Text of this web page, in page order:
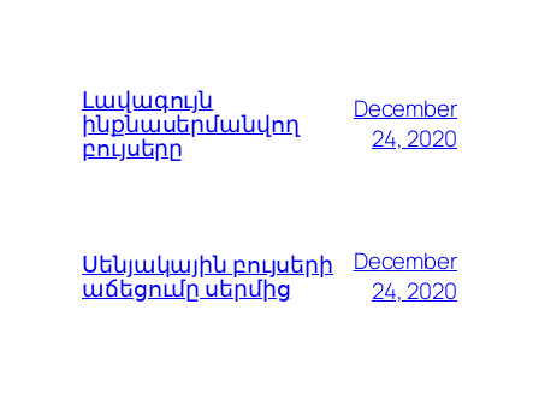
Լավագույն
ինքնասերմանվող
բույսերը
December
24, 2020
Սենյակային բույսերի
աճեցումը սերմից
December
24, 2020